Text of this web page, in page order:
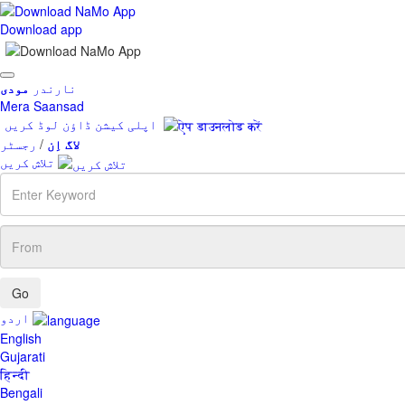
Download app
Toggle
navigation
نارندر مودی
Mera Saansad
اپلی کیشن ڈاؤن لوڈ کریں
لاگ اِن / رجسٹر
Enter
Keyword
From
English
Gujarati
हिन्दी
Bengali